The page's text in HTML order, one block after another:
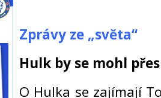
Zprávy ze „světa“
Hulk by se mohl
O Hulka se zajímají